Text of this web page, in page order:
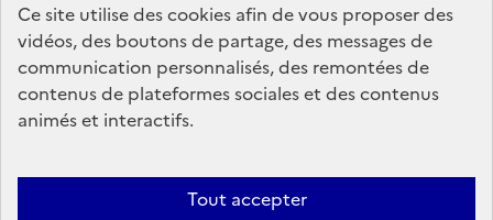
Ce site utilise des cookies afin de vous proposer des
vidéos, des boutons de partage, des messages de
communication personnalisés, des remontées de
contenus de plateformes sociales et des contenus
animés et interactifs.
Tout accepter
legifrance.gouv.fr
info.gouv.fr
service-public.gouv.fr
data.gouv.fr
Politique d’utilisation des témoins de connexion (cookies)
Politique
Mentions légales